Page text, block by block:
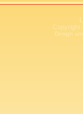
Copyright
Design